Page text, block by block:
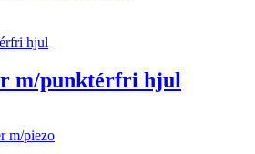
m/punktérfri hjul